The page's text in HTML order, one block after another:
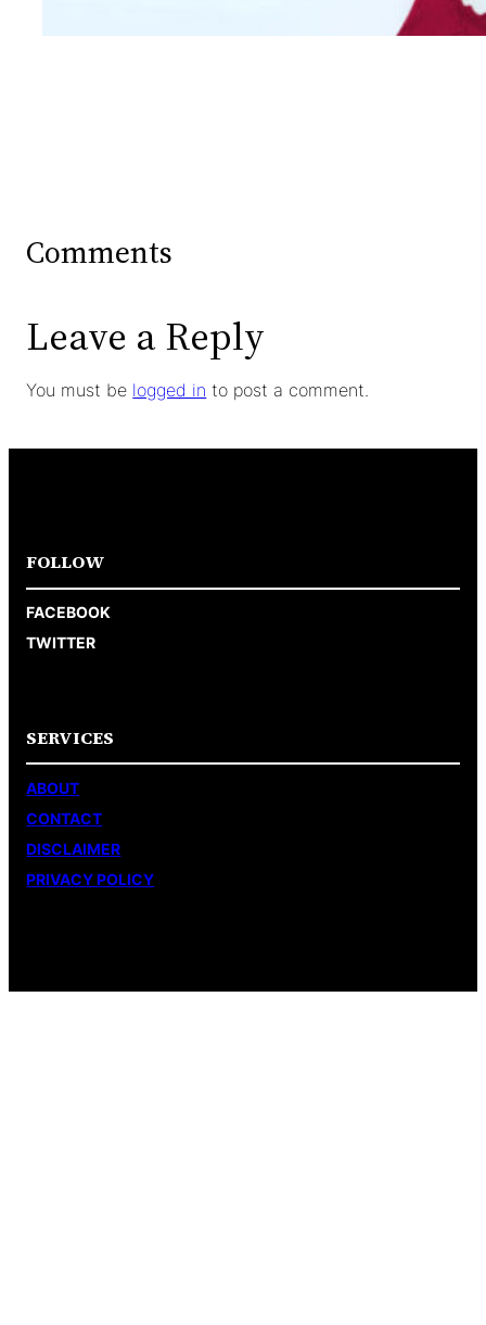
Comments
Leave a Reply
You must be logged in to post a comment.
FOLLOW
FACEBOOK
TWITTER
SERVICES
ABOUT
CONTACT
DISCLAIMER
PRIVACY POLICY